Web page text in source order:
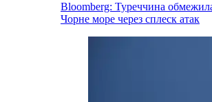
Bloomberg: Туреччина
Чорне море через сплеск атак